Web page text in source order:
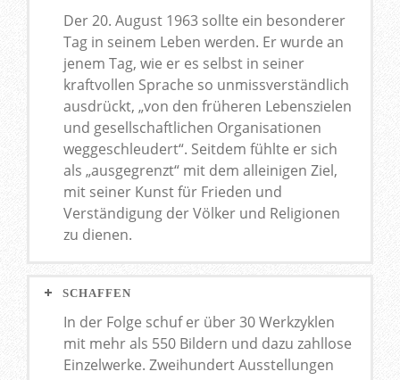
Der 20. August 1963 sollte ein besonderer
Tag in seinem Leben werden. Er wurde an
jenem Tag, wie er es selbst in seiner
kraftvollen Sprache so unmissverständlich
ausdrückt, „von den früheren Lebenszielen
und gesellschaftlichen Organisationen
weggeschleudert“. Seitdem fühlte er sich
als „ausgegrenzt“ mit dem alleinigen Ziel,
mit seiner Kunst für Frieden und
Verständigung der Völker und Religionen
zu dienen.
SCHAFFEN
In der Folge schuf er über 30 Werkzyklen
mit mehr als 550 Bildern und dazu zahllose
Einzelwerke. Zweihundert Ausstellungen